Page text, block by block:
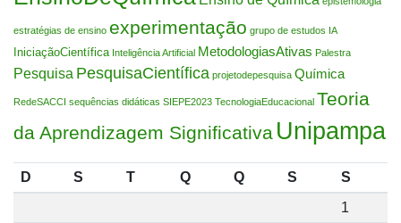
estratégias de ensino experimentação grupo de estudos IA
IniciaçãoCientífica Inteligência Artificial MetodologiasAtivas Palestra
Pesquisa PesquisaCientífica projetodepesquisa Química
RedeSACCI sequências didáticas SIEPE2023 TecnologiaEducacional Teoria
da Aprendizagem Significativa Unipampa
D S T Q Q S
S
1